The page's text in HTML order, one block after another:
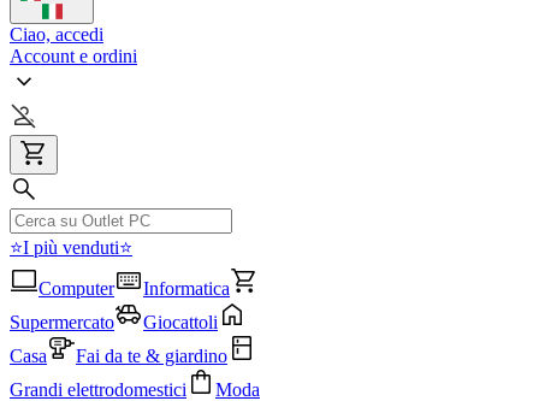
Ciao, accedi
Account e ordini
⭐I più venduti⭐
Computer
Informatica
Supermercato
Giocattoli
Casa
Fai da te & giardino
Grandi elettrodomestici
Moda